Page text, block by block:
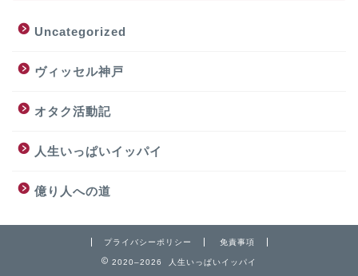
Uncategorized
ヴィッセル神戸
オタク活動記
人生いっぱいイッパイ
億り人への道
プライバシーポリシー 免責事項
2020–2026 人生いっぱいイッパイ